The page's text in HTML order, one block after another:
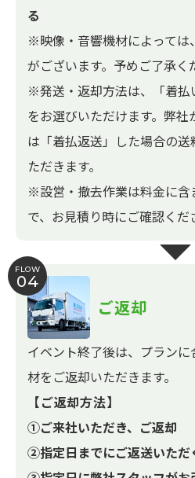
る
※映像・音響機材によっては
がございます。予めご了承く
※発送・返却方法は、「着払
をお選びいただけます。弊
は「着払返送」した場合の
ただきます。
※設営・撤去作業は料金に含
で、お見積り時にご確認くだ
FLOW
04
ご返却
イベント終了後は、プラン
材をご返却いただきます。
【ご返却方法】
①ご来社いただき、ご返却
②指定日までにご返送いただ